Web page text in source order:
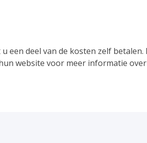
een deel van de kosten zelf
website voor meer informatie